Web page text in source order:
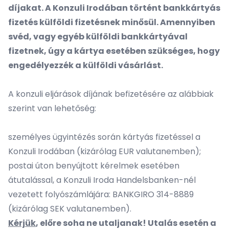
díjakat. A Konzuli Irodában történt bankkártyás
fizetés külföldi fizetésnek minősül. Amennyiben
svéd, vagy egyéb külföldi bankkártyával
fizetnek, úgy a kártya esetében szükséges, hogy
engedélyezzék a külföldi vásárlást.
A konzuli eljárások díjának befizetésére az alábbiak
szerint van lehetőség:
személyes ügyintézés során kártyás fizetéssel a
Konzuli Irodában (kizárólag EUR valutanemben);
postai úton benyújtott kérelmek esetében
átutalással, a Konzuli Iroda Handelsbanken-nél
vezetett folyószámlájára: BANKGIRO 314-8889
(kizárólag SEK valutanemben).
Kérjük, előre soha ne utaljanak! Utalás esetén a